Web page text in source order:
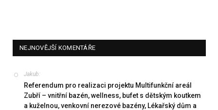
NEJNOVĚJŠÍ KOMENTÁŘE
Jakub:
Referendum pro realizaci projektu Multifunkční areál
Zubří – vnitřní bazén, wellness, bufet s dětským koutkem
a kuželnou, venkovní nerezové bazény, Lékařský dům a